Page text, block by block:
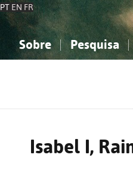
PT EN FR
Sobre Pesquisa
Isabel I,